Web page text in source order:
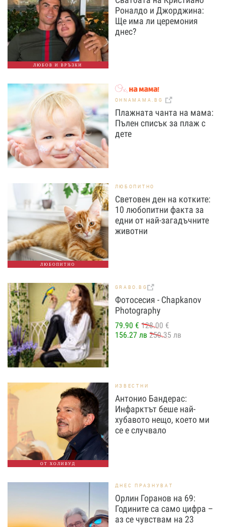
ЛЮБОВ И ВРЪЗКИ
Роналдо и Джорджина:
Ще има ли церемония
днес?
OHNAMAMA.BG
Плажната чанта на мама:
Пълен списък за плаж с
дете
ЛЮБОПИТНО
ЛЮБОПИТНО
Световен ден на котките:
10 любопитни факта за
едни от най-загадъчните
животни
GRABO.BG
Фотосесия - Chapkanov
Photography
79.90 € 128.00 €
156.27 лв 250.35 лв
ОТ ХОЛИВУД
ИЗВЕСТНИ
Антонио Бандерас:
Инфарктът беше най-
хубавото нещо, което ми
се е случвало
ДНЕС ПРАЗНУВАТ
Орлин Горанов на 69:
Годините са само цифра –
аз се чувствам на 23